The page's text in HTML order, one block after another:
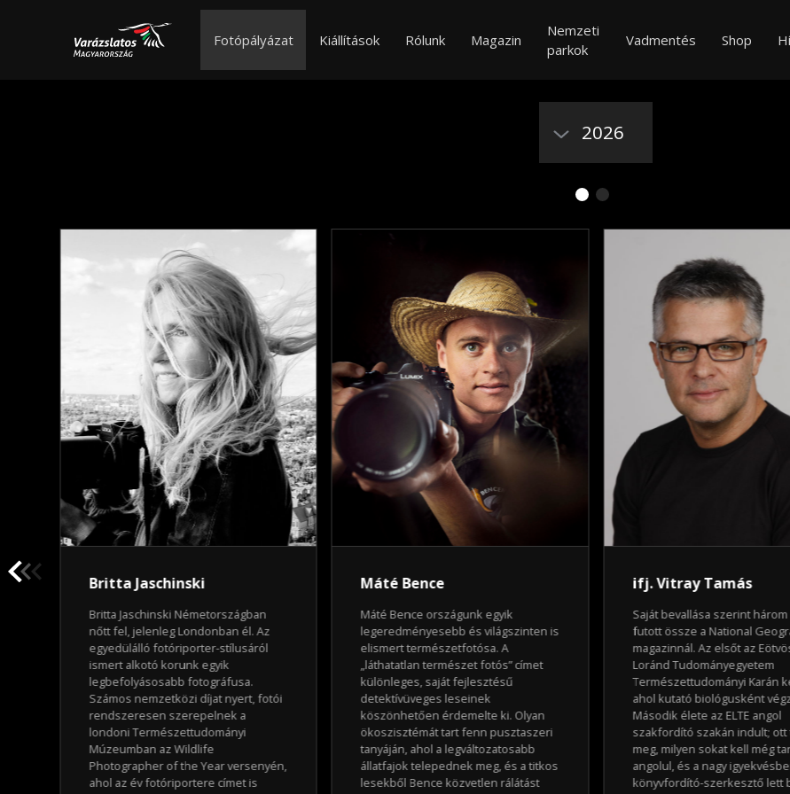
Fotópályázat Kiállítások Rólunk Magazin
Nemzeti
parkok
Vadmentés Shop
Britta Jaschinski
Britta Jaschinski Németországban
nőtt fel, jelenleg Londonban él. Az
egyedülálló fotóriporter-stílusáról
ismert alkotó korunk egyik
legbefolyásosabb fotográfusa.
Számos nemzetközi díjat nyert, fotói
rendszeresen szerepelnek a
londoni Természettudományi
Múzeumban az Wildlife
Photographer of the Year versenyén,
ahol az év fotóriportere címet is
Máté Bence
Máté Bence országunk egyik
legeredményesebb és világszinten is
elismert természetfotósa. A
„láthatatlan természet fotós” címet
különleges, saját fejlesztésű
detektívüveges leseinek
köszönhetően érdemelte ki. Olyan
ökoszisztémát tart fenn pusztaszeri
tanyáján, ahol a legváltozatosabb
állatfajok telepednek meg, és a titkos
lesekből Bence közvetlen rálátást
ifj. Vitray Tamás
Saját bevallása szerint
futott össze a National
magazinnál. Az elsőt az
Loránd Tudományegyetem
Természettudományi Karán
ahol kutató biológusként
Második élete az ELTE angol
szakfordító szakán indult; ott
meg, milyen sokat kell még
angolul, és a nagy
könyvfordító-szerkesztő lett